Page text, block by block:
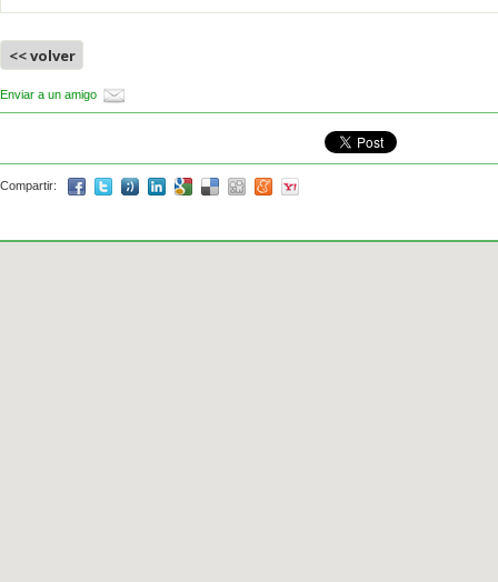
<< volver
Enviar a un amigo
Compartir: